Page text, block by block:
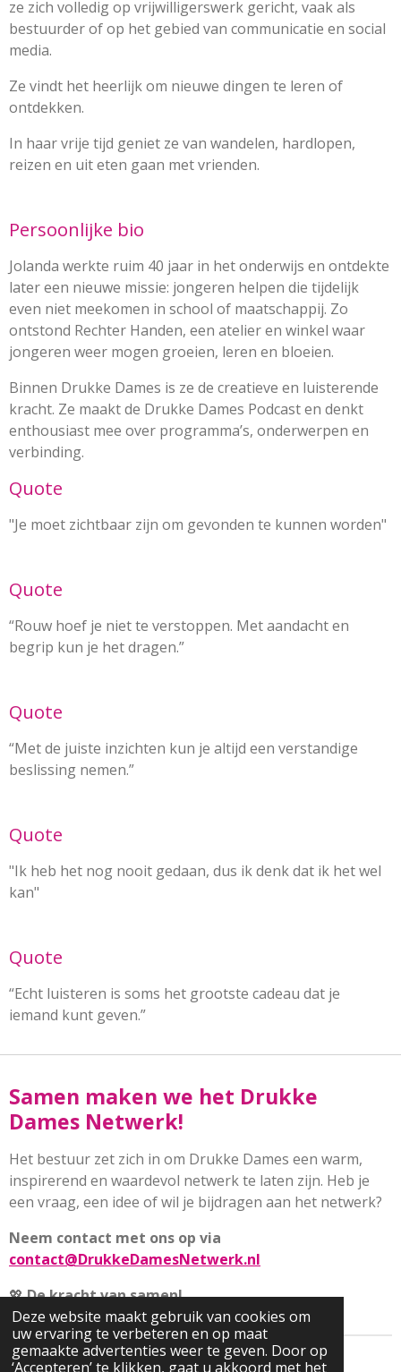
Deze website maakt gebruik van cookies om
uw ervaring te verbeteren en op maat
gemaakte advertenties weer te geven. Door op
‘Accepteren’ te klikken, gaat u akkoord met het
ze zich volledig op vrijwilligerswerk gericht, vaak als
bestuurder of op het gebied van communicatie en social
media.
Ze vindt het heerlijk om nieuwe dingen te leren of
ontdekken.
In haar vrije tijd geniet ze van wandelen, hardlopen,
reizen en uit eten gaan met vrienden.
Persoonlijke bio
Jolanda werkte ruim 40 jaar in het onderwijs en ontdekte
later een nieuwe missie: jongeren helpen die tijdelijk
even niet meekomen in school of maatschappij. Zo
ontstond Rechter Handen, een atelier en winkel waar
jongeren weer mogen groeien, leren en bloeien.
Binnen Drukke Dames is ze de creatieve en luisterende
kracht. Ze maakt de Drukke Dames Podcast en denkt
enthousiast mee over programma’s, onderwerpen en
verbinding.
Quote
"Je moet zichtbaar zijn om gevonden te kunnen worden"
Quote
“Rouw hoef je niet te verstoppen. Met aandacht en
begrip kun je het dragen.”
Quote
“Met de juiste inzichten kun je altijd een verstandige
beslissing nemen.”
Quote
"Ik heb het nog nooit gedaan, dus ik denk dat ik het wel
kan"
Quote
“Echt luisteren is soms het grootste cadeau dat je
iemand kunt geven.”
Samen maken we het Drukke
Dames Netwerk!
Het bestuur zet zich in om Drukke Dames een warm,
inspirerend en waardevol netwerk te laten zijn. Heb je
een vraag, een idee of wil je bijdragen aan het netwerk?
Neem contact met ons op via
contact@DrukkeDamesNetwerk.nl
💖De kracht van samen!